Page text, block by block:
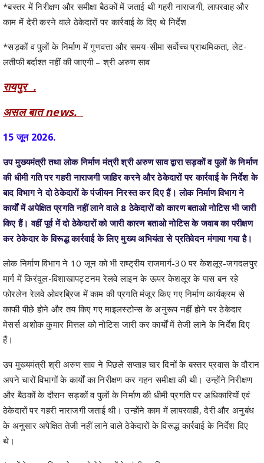
*बस्तर में निरीक्षण और समीक्षा बैठकों में जताई थी गहरी नाराजगी, लापरवाह और
काम में देरी करने वाले ठेकेदारों पर कार्रवाई के दिए थे निर्देश
*सड़कों व पुलों के निर्माण में गुणवत्ता और समय-सीमा सर्वोच्च प्राथमिकता, लेट-
लतीफी बर्दाश्त नहीं की जाएगी – श्री अरुण साव
रायपुर .
असल बात news.
15 जून 2026.
उप मुख्यमंत्री तथा लोक निर्माण मंत्री श्री अरुण साव द्वारा सड़कों व पुलों के निर्माण
की धीमी गति पर गहरी नाराजगी जाहिर करने और ठेकेदारों पर कार्रवाई के निर्देश के
बाद विभाग ने दो ठेकेदारों के पंजीयन निरस्त कर दिए हैं। लोक निर्माण विभाग ने
कार्यों में अपेक्षित प्रगति नहीं लाने वाले 8 ठेकेदारों को कारण बताओ नोटिस भी जारी
किए हैं। वहीं पूर्व में दो ठेकेदारों को जारी कारण बताओ नोटिस के जवाब का परीक्षण
कर ठेकेदार के विरूद्ध कार्रवाई के लिए मुख्य अभियंता से प्रतिवेदन मंगाया गया है।
लोक निर्माण विभाग ने 10 जून को भी राष्ट्रीय राजमार्ग-30 पर केशलूर-जगदलपुर
मार्ग में किरंदुल-विशाखापट्टनम रेलवे लाइन के ऊपर केशलूर के पास बन रहे
फोरलेन रेलवे ओवरब्रिज में काम की प्रगति मंजूर किए गए निर्माण कार्यक्रम से
काफी पीछे होने और तय किए गए माइलस्टोन्स के अनुरूप नहीं होने पर ठेकेदार
मेसर्स अशोक कुमार मित्तल को नोटिस जारी कर कार्यों में तेजी लाने के निर्देश दिए
हैं।
उप मुख्यमंत्री श्री अरुण साव ने पिछले सप्ताह चार दिनों के बस्तर प्रवास के दौरान
अपने चारों विभागों के कार्यों का निरीक्षण कर गहन समीक्षा की थी। उन्होंने निरीक्षण
और बैठकों के दौरान सड़कों व पुलों के निर्माण की धीमी प्रगति पर अधिकारियों एवं
ठेकेदारों पर गहरी नाराजगी जताई थी। उन्होंने काम में लापरवाही, देरी और अनुबंध
के अनुसार अपेक्षित तेजी नहीं लाने वाले ठेकेदारों के विरूद्ध कार्रवाई के निर्देश दिए
थे।